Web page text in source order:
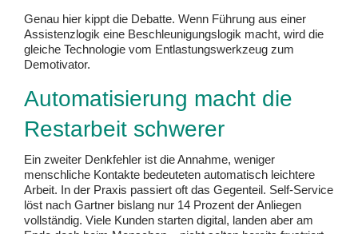
Genau hier kippt die Debatte. Wenn Führung aus einer
Assistenzlogik eine Beschleunigungslogik macht, wird die
gleiche Technologie vom Entlastungswerkzeug zum
Demotivator.
Automatisierung macht die
Restarbeit schwerer
Ein zweiter Denkfehler ist die Annahme, weniger
menschliche Kontakte bedeuteten automatisch leichtere
Arbeit. In der Praxis passiert oft das Gegenteil. Self-Service
löst nach Gartner bislang nur 14 Prozent der Anliegen
vollständig. Viele Kunden starten digital, landen aber am